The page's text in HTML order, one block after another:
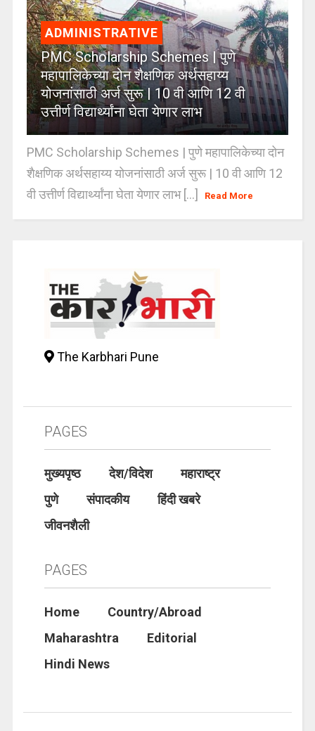
ADMINISTRATIVE
PMC Scholarship Schemes | पुणे
महापालिकेच्या दोन शैक्षणिक अर्थसहाय्य
योजनांसाठी अर्ज सुरू | 10 वी आणि 12 वी
उत्तीर्ण विद्यार्थ्यांना घेता येणार लाभ
PMC Scholarship Schemes | पुणे महापालिकेच्या दोन
शैक्षणिक अर्थसहाय्य योजनांसाठी अर्ज सुरू | 10 वी आणि 12
वी उत्तीर्ण विद्यार्थ्यांना घेता येणार लाभ [...]
Read More
The Karbhari Pune
PAGES
मुख्यपृष्ठ देश/विदेश
महाराष्ट्र
पुणे
संपादकीय
हिंदी खबरे
जीवनशैली
PAGES
Home
Country/Abroad
Maharashtra
Editorial
Hindi News